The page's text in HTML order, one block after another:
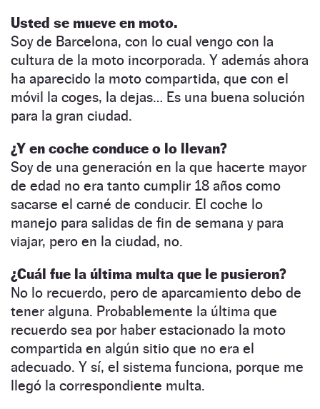
Usted se mueve en moto.
Soy de Barcelona, con lo cual vengo con la
cultura de la moto incorporada. Y además ahora
ha aparecido la moto compartida, que con el
móvil la coges, la dejas… Es una buena solución
para la gran ciudad.
¿Y en coche conduce o lo llevan?
Soy de una generación en la que hacerte mayor
de edad no era tanto cumplir 18 años como
sacarse el carné de conducir. El coche lo
manejo para salidas de fin de semana y para
viajar, pero en la ciudad, no.
¿Cuál fue la última multa que le pusieron?
No lo recuerdo, pero de aparcamiento debo de
tener alguna. Probablemente la última que
recuerdo sea por haber estacionado la moto
compartida en algún sitio que no era el
adecuado. Y sí, el sistema funciona, porque me
llegó la correspondiente multa.